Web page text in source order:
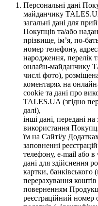
Персональні дані
майданчику
загальні дані для
Покупців та/або
прізвище, ім’я, по-
номер телефону,
народження, перелік
онлайн-майданчику
числі фото),
коментарях на
cookie та дані про
TALES.UA (згідно
далі),
інші дані, передані
використання
їм на Сайті/у
заповненні
телефону, e-mail або в
дані для здійснення
картки, банківського
перерахування
поверненням
реєстраційний номер